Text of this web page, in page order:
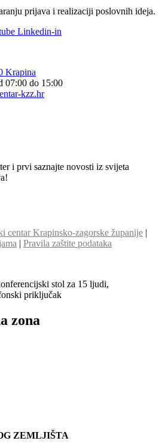
prijava i realizaciji poslovnih ideja.
Linkedin-in
Krapina
07:00 do 15:00
kzz.hr
i prvi saznajte novosti iz svijeta
centar Krapinsko-zagorske županije |
| Pravila zaštite podataka
stol za 15 ljudi,
priključak
zona
ZEMLJIŠTA